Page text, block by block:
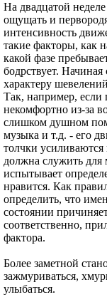
На двадцатой
ощущать и
интенсивность
такие факторы, как
какой фазе
бодрствует.
характеру
Так, например, если
некомфортно из-за
слишком душном
музыка и т.д. - его
толчки усиливаются
должна служить для
испытывает
нравится. Как
определить, что
состоянии
соответственно,
фактора.
Более заметной
зажмуриваться,
улыбаться.